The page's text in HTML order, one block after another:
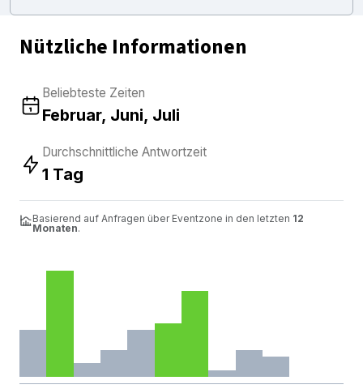
Nützliche Informationen
Beliebteste Zeiten
Februar, Juni, Juli
Durchschnittliche Antwortzeit
1 Tag
Basierend auf Anfragen über Eventzone in den letzten 12
Monaten.